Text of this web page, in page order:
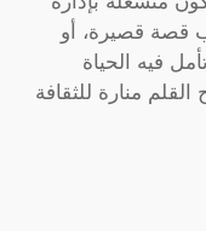
قصة قصيرة، أو
فيه الحياة
منارة للثقافة